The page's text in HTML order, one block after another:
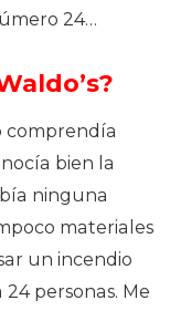
24…
comprendía
bien la
ninguna
materiales
un incendio
personas. Me